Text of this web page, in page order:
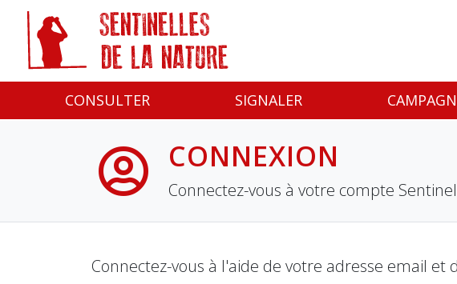
CONSULTER SIGNALER
CONNEXION
Connectez-vous à votre compte
Connectez-vous à l'aide de votre adresse email et
Panneau de gestion des cookies